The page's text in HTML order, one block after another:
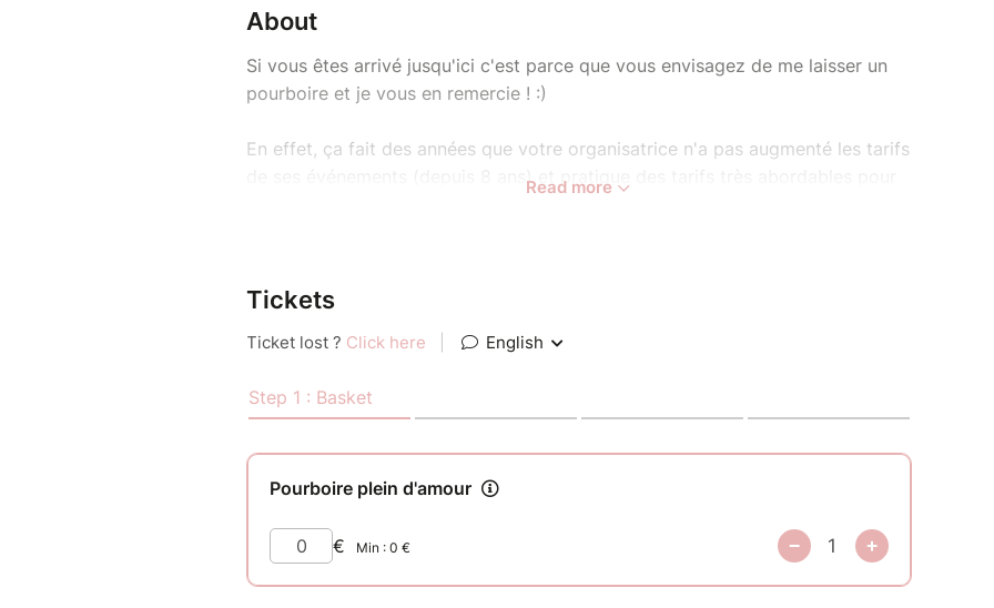
About
Si vous êtes arrivé jusqu'ici c'est parce que vous envisagez de me laisser un
pourboire et je vous en remercie ! :)
En effet, ça fait des années que votre organisatrice n'a pas augmenté les tarifs
de ses événements (depuis 8 ans) et pratique des tarifs très abordables pour
partout sans cesse...
J'aimerais, avec cette option pourboire, vous permettre à VOUS de laisser le
vous les imposer comme tout le monde le fait partout..
Me laisser un pourboire c'est donc me faire une petite surprise qui me
permettra peut-être de me faire un plaisir grâce à VOUS !
Mais me laisser un pourboire c'est aussi m'apporter amour, bienveillance, et
surtout, me montrer que vous appréciez mon travail.
Read more
Tickets